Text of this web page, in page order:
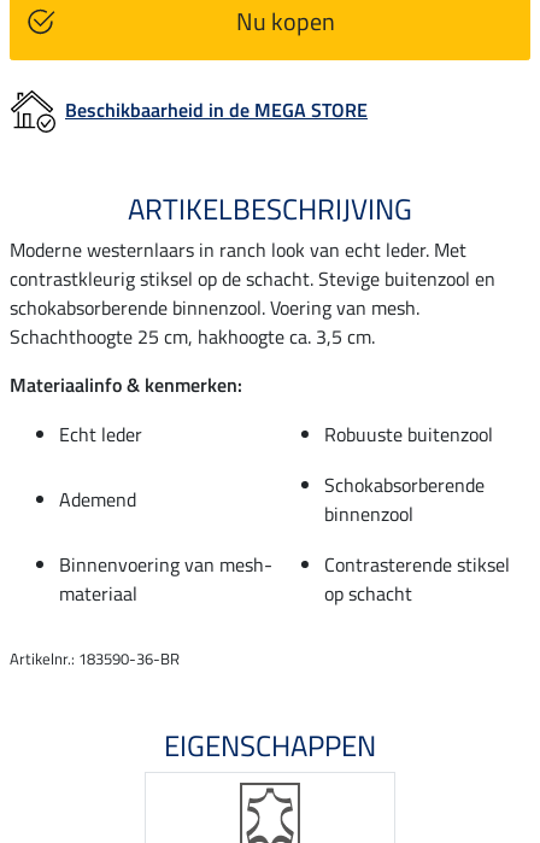
Nu kopen
Beschikbaarheid in de MEGA STORE
ARTIKELBESCHRIJVING
Moderne westernlaars in ranch look van echt leder. Met
contrastkleurig stiksel op de schacht. Stevige buitenzool en
schokabsorberende binnenzool. Voering van mesh.
Schachthoogte 25 cm, hakhoogte ca. 3,5 cm.
Materiaalinfo & kenmerken:
Echt leder
Robuuste buitenzool
Ademend
Schokabsorberende
binnenzool
Binnenvoering van mesh-
materiaal
Contrasterende stiksel
op schacht
Artikelnr.: 183590-36-BR
EIGENSCHAPPEN